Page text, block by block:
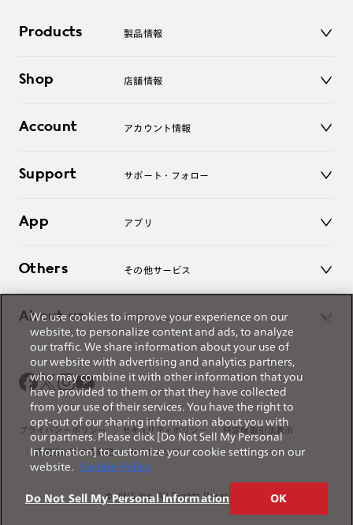
Products 製品情報
サングラス
コンタクトレンズ
アクセサリー
Shop 店舗情報
オンラインショップ
Account アカウント情報
ログアウト
Support サポート・フォロー
よくあるご質問
お問い合わせ
App アプリ
Others その他サービス
レンズ交換
オンラインギフト
価格案内
About us JINSについて
Magnify Life
会社概要
採用情報
法人のお客様
出店について
プライバシーポリシー セキュリティポリシー 特定商取引法表示
薬機法に関する表記 サイトマップ
© JINS Inc. All Rights Reserved.
We use cookies to improve your experience on our
website, to personalize content and ads, to analyze
our traffic. We share information about your use of
our website with advertising and analytics partners,
who may combine it with other information that you
have provided to them or that they have collected
from your use of their services. You have the right to
opt-out of our sharing information about you with
our partners. Please click [Do Not Sell My Personal
Information] to customize your cookie settings on our
website.
Cookie Policy
Do Not Sell My Personal Information OK